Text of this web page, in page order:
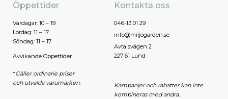
Öppettider
Vardagar: 10 – 19
Lördag: 11 – 17
Söndag: 11 – 17
Avvikande Öppettider
*Gäller ordinarie priser
och utvalda varumärken.
Kontakta oss
046-13 01 29
info@miljogarden.se
Avtalsvägen 2
227 61 Lund
Kampanjer och rabatter kan inte
kombineras med andra.